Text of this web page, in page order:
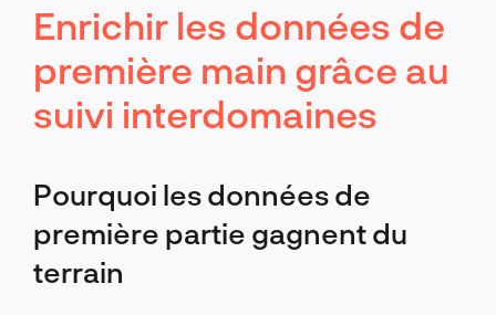
Enrichir les données de
première main grâce au
suivi interdomaines
Pourquoi les données de
première partie gagnent du
terrain